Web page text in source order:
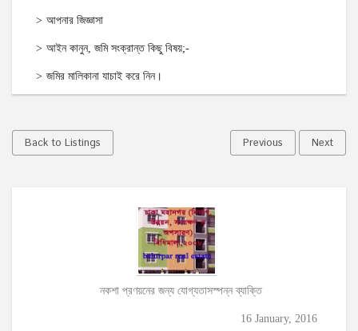
আপনার জিজ্ঞাসা
আইন কানুন, জমি সংক্রান্ত কিছু বিষয়;-
জমির মালিকানা যাচাই করে নিন।
Back to Listings Previous Next
নকশা প্রণয়নের জন্য যোগ্যতাসস্পন্ন ব্যাক্তি
16 January, 2016